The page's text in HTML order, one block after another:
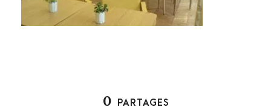
0 PARTAGES